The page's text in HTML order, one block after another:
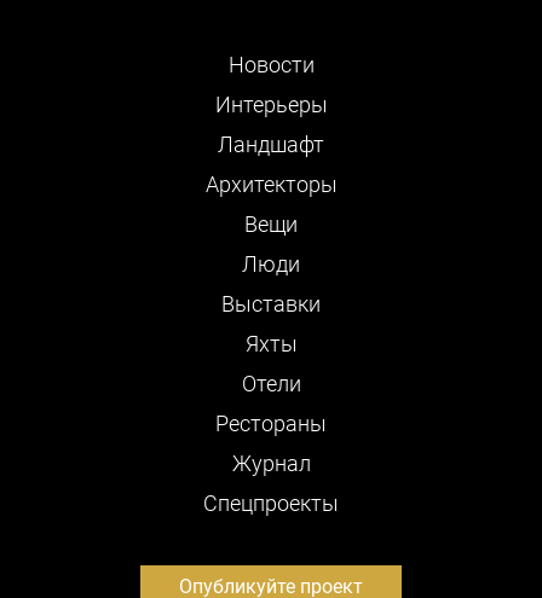
Новости
Интерьеры
Ландшафт
Архитекторы
Вещи
Люди
Выставки
Яхты
Отели
Рестораны
Журнал
Cпецпроекты
Опубликуйте проект